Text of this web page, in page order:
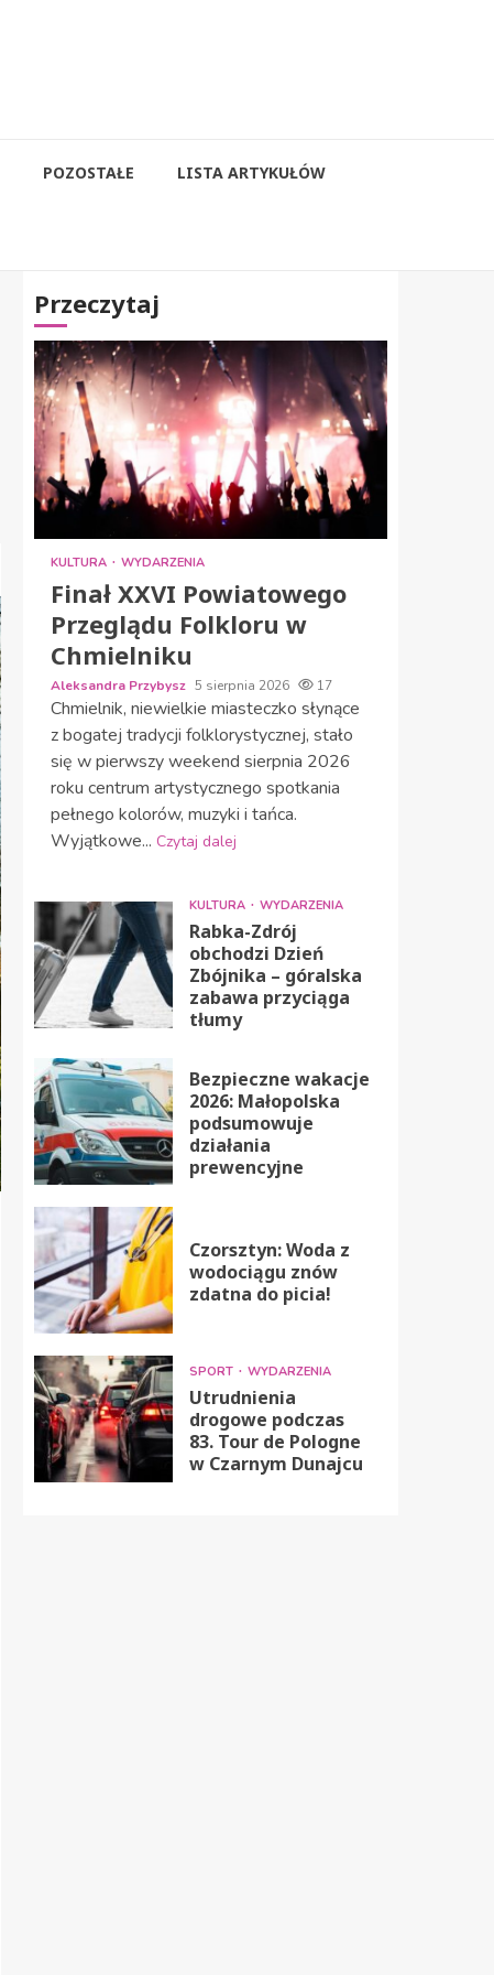
POZOSTAŁE LISTA ARTYKUŁÓW
Przeczytaj
KULTURA WYDARZENIA
Finał XXVI Powiatowego
Przeglądu Folkloru w
Chmielniku
Aleksandra Przybysz 5 sierpnia 2026 17
Chmielnik, niewielkie miasteczko słynące
z bogatej tradycji folklorystycznej, stało
się w pierwszy weekend sierpnia 2026
roku centrum artystycznego spotkania
pełnego kolorów, muzyki i tańca.
Wyjątkowe... Czytaj dalej
KULTURA WYDARZENIA
Rabka-Zdrój
obchodzi Dzień
Zbójnika – góralska
zabawa przyciąga
tłumy
Bezpieczne wakacje
2026: Małopolska
podsumowuje
działania
prewencyjne
Czorsztyn: Woda z
wodociągu znów
zdatna do picia!
SPORT WYDARZENIA
Utrudnienia
drogowe podczas
83. Tour de Pologne
w Czarnym Dunajcu